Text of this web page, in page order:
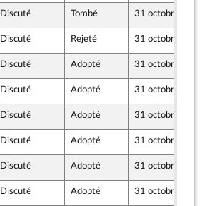
Front Populaire
Discuté Tombé 31 octobre 2024
Front Populaire
Discuté Rejeté 31 octobre 2024
Discuté Adopté 31 octobre 2024
Discuté Adopté 31 octobre 2024
Front Populaire
Discuté Adopté 31 octobre 2024
Front Populaire
Discuté Adopté 31 octobre 2024
Front Populaire
Discuté Adopté 31 octobre 2024
Front Populaire
Discuté Adopté 31 octobre 2024